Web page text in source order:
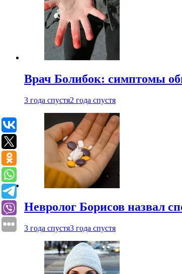
Врач Болибок: симптомы
3 года спустя2 года спустя
Невролог Борисов назвал
3 года спустя3 года спустя